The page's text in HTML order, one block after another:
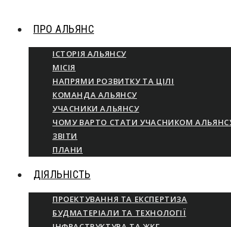
ПРО АЛЬЯНС
ІСТОРІЯ АЛЬЯНСУ
МІСІЯ
НАПРЯМИ РОЗВИТКУ ТА ЦІЛІ
КОМАНДА АЛЬЯНСУ
УЧАСНИКИ АЛЬЯНСУ
ЧОМУ ВАРТО СТАТИ УЧАСНИКОМ
ЗВІТИ
ПЛАНИ
ДІЯЛЬНІСТЬ
ПРОЕКТУВАННЯ ТА ЕКСПЕРТИЗА
БУДМАТЕРІАЛИ ТА ТЕХНОЛОГІЇ